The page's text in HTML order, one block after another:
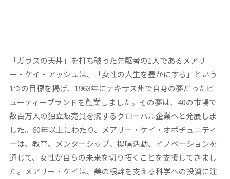
「ガラスの天井」を打ち破った先駆者の1人であるメアリ
ー・ケイ・アッシュは、「女性の人生を豊かにする」という
1つの目標を掲げ、1963年にテキサス州で自身の夢だったビ
ューティーブランドを創業しました。その夢は、40の市場で
数百万人の独立販売員を擁するグローバル企業へと発展しま
した。60年以上にわたり、メアリー・ケイ・オポチュニティ
ーは、教育、メンターシップ、提唱活動、イノベーションを
通じて、女性が自らの未来を切り拓くことを支援してきまし
た。メアリー・ケイは、美の根幹を支える科学への投資に注